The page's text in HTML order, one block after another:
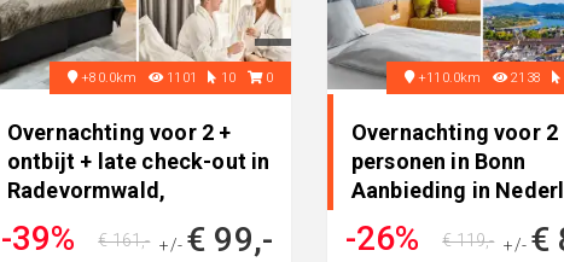
+80.0km 1101 10 0
Overnachting voor 2 +
ontbijt + late check-out in
Radevormwald,
Nederland
-39% +/- € 99,-
€ 161,-
+110.0km 2138
Overnachting voor 2
personen in Bonn
Aanbieding in
-26% +/- €
€ 119,-